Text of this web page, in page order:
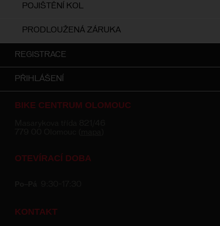
POJIŠTĚNÍ KOL
PRODLOUŽENÁ ZÁRUKA
REGISTRACE
PŘIHLÁŠENÍ
BIKE CENTRUM OLOMOUC
OTEVÍRACÍ DOBA
KONTAKT